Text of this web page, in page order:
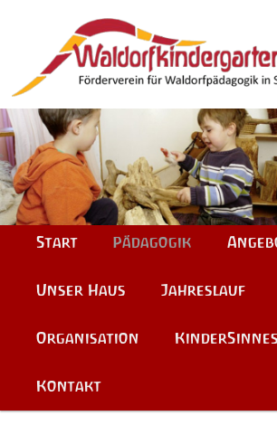
Hauptmenü
Zum
Zum
Start Pädagogik
Unser Haus Jahreslauf
Organisation
Kontakt